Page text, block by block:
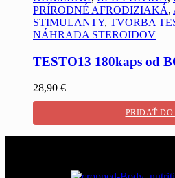
PRÍRODNÉ AFRODIZIAKÁ,
STIMULANTY, TVORBA
NÁHRADA STEROIDOV
TESTO13 180kaps od
28,90 €
PRIDAŤ